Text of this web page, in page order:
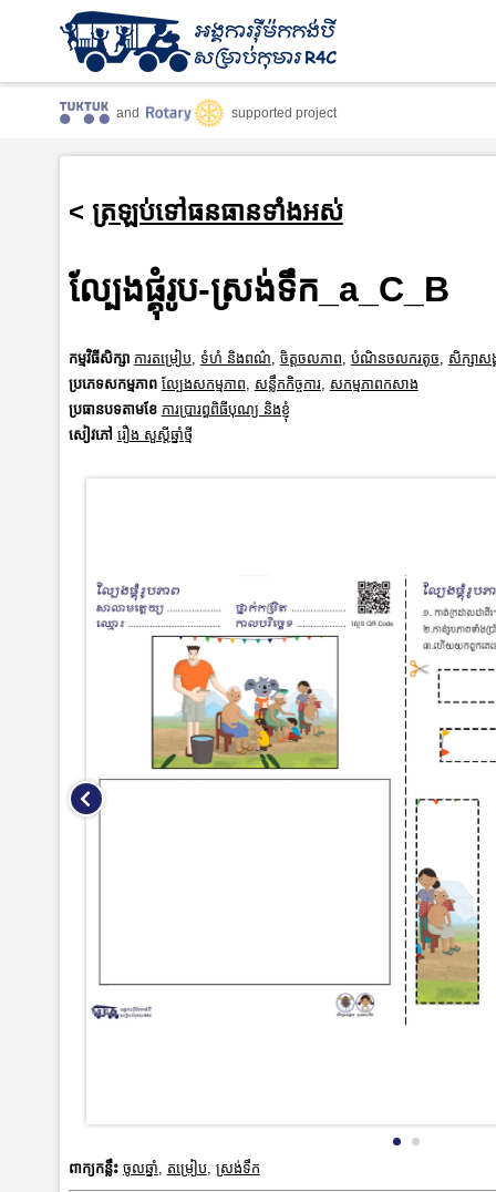
and supported project
< ត្រឡប់ទៅធនធានទាំងអស់
ល្បែងផ្គុំរូប-ស្រង់ទឹក_a_C_B
កម្មវិធីសិក្សា ការតម្រៀប, ទំហំ និងពណ៌ ចិត្តចលភាព បំណិនចលករតូច សិក្សាស
ប្រភេទសកម្មភាព ល្បែងសកម្មភាព សន្លឹកកិច្ចការ, សកម្មភាពកសាង
ប្រធានបទតាមខែ ការប្រារព្ធពិធីបុណ្យ និងខ្ញុំ
សៀវភៅ រឿង សួស្តីឆ្នាំថ្មី
ពាក្យកន្លឹះ ចូលឆ្នាំ តម្រៀប, ស្រង់ទឹក